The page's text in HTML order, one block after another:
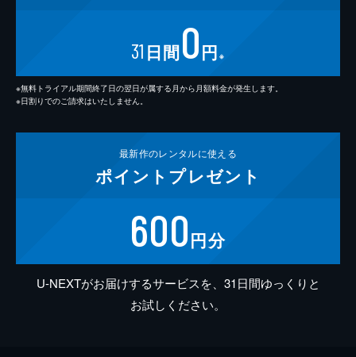
31 日間0円 ※
※無料トライアル期間終了日の翌日が属する月から月額料金が発生します。
※日割りでのご請求はいたしません。
最新作のレンタルに使える
ポイント プレゼント
600円分
U-NEXTがお届けするサービスを、31日間ゆっくりと
お試しください。